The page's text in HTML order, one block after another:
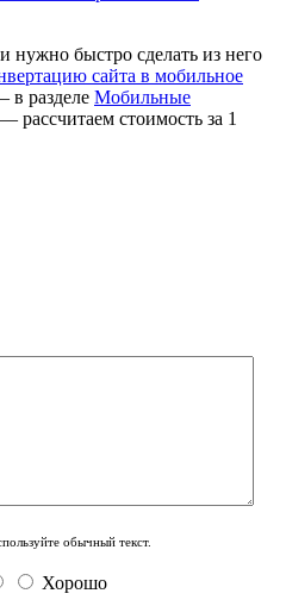
нужно быстро сделать из него
сайта в мобильное
в разделе Мобильные
стоимость за 1
обычный текст.
Хорошо